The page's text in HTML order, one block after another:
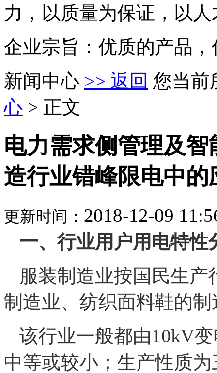
力，以质量为保证，以
企业宗旨：优质的产品
新闻中心 >> 返回 您当前
心 > 正文
电力需求侧管理及
造行业错峰限电中的
更新时间： 2018-12-09
一、行业用户用电特性
服装制造业按国民生
制造业、纺织面料鞋的
该行业一般都由10kV
中等或较小；生产性质